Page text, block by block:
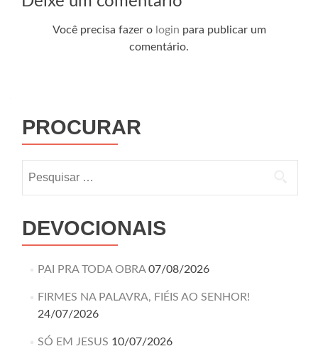
Você precisa fazer o login para publicar um
comentário.
PROCURAR
DEVOCIONAIS
PAI PRA TODA OBRA 07/08/2026
FIRMES NA PALAVRA, FIÉIS AO SENHOR!
24/07/2026
SÓ EM JESUS 10/07/2026